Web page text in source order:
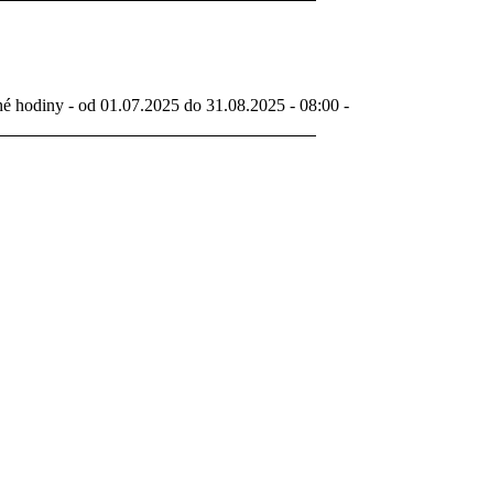
hodiny - od 01.07.2025 do 31.08.2025 - 08:00 -